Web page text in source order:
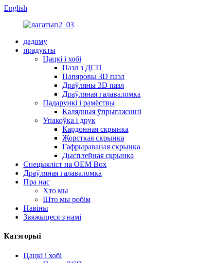
English
дадому
прадукты
Цацкі і хобі
Пазл з ДСП
Папяровы 3D пазл
Драўляны 3D пазл
Драўляная галаваломка
Падарункі і рамёствы
Калядныя ўпрыгажэнні
Упакоўка і друк
Кардонная скрынка
Жорсткая скрынка
Гафрыраваная скрынка
Дысплейная скрынка
Спецыяліст па OEM Box
Драўляная галаваломка
Пра нас
Хто мы
Што мы робім
Навіны
Звяжыцеся з намі
Катэгорыі
Цацкі і хобі